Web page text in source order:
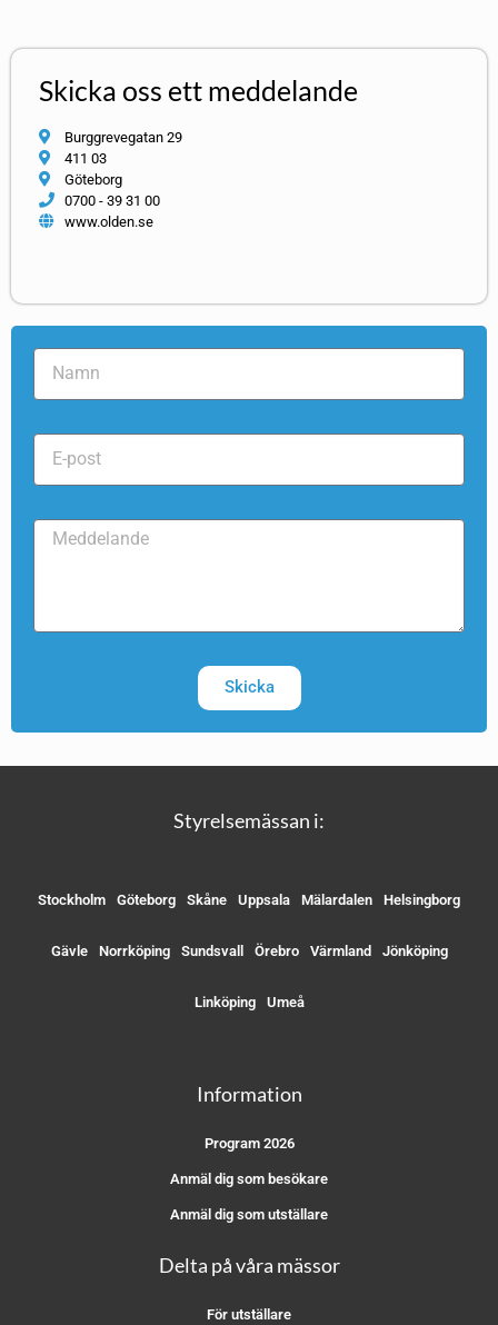
Skicka oss ett meddelande
Burggrevegatan 29
411 03
Göteborg
0700 - 39 31 00
www.olden.se
Skicka
Styrelsemässan i:
Stockholm Göteborg Skåne Uppsala Mälardalen Helsingborg
Gävle Norrköping Sundsvall Örebro Värmland Jönköping
Linköping Umeå
Information
Program 2026
Anmäl dig som besökare
Anmäl dig som utställare
Delta på våra mässor
För utställare